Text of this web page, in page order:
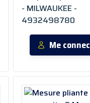
- MILWAUKEE -
4932498780
Me